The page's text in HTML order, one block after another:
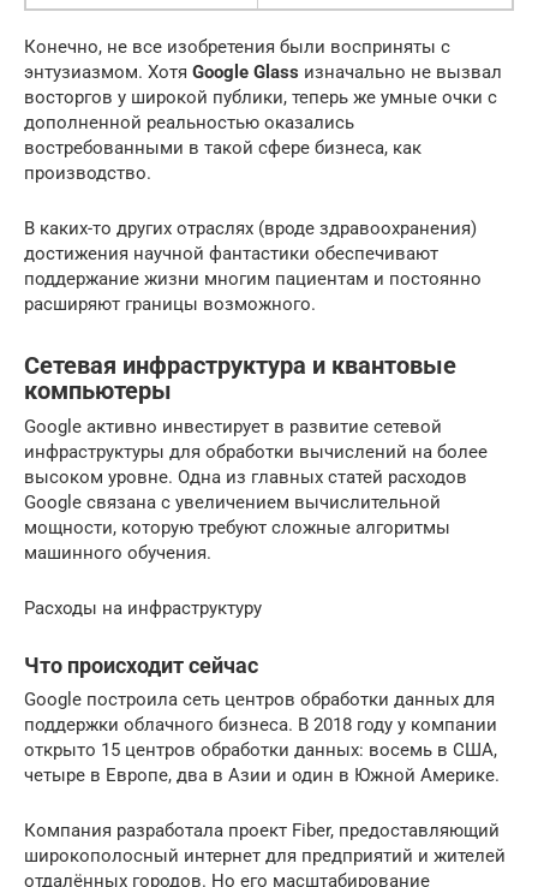
Конечно, не все изобретения были восприняты с
энтузиазмом. Хотя Google Glass изначально не вызвал
восторгов у широкой публики, теперь же умные очки с
дополненной реальностью оказались
востребованными в такой сфере бизнеса, как
производство.
В каких-то других отраслях (вроде здравоохранения)
достижения научной фантастики обеспечивают
поддержание жизни многим пациентам и постоянно
расширяют границы возможного.
Сетевая инфраструктура и квантовые
компьютеры
Google активно инвестирует в развитие сетевой
инфраструктуры для обработки вычислений на более
высоком уровне. Одна из главных статей расходов
Google связана с увеличением вычислительной
мощности, которую требуют сложные алгоритмы
машинного обучения.
Расходы на инфраструктуру
Что происходит сейчас
Google построила сеть центров обработки данных для
поддержки облачного бизнеса. В 2018 году у компании
открыто 15 центров обработки данных: восемь в США,
четыре в Европе, два в Азии и один в Южной Америке.
Компания разработала проект Fiber, предоставляющий
широкополосный интернет для предприятий и жителей
отдалённых городов. Но его масштабирование